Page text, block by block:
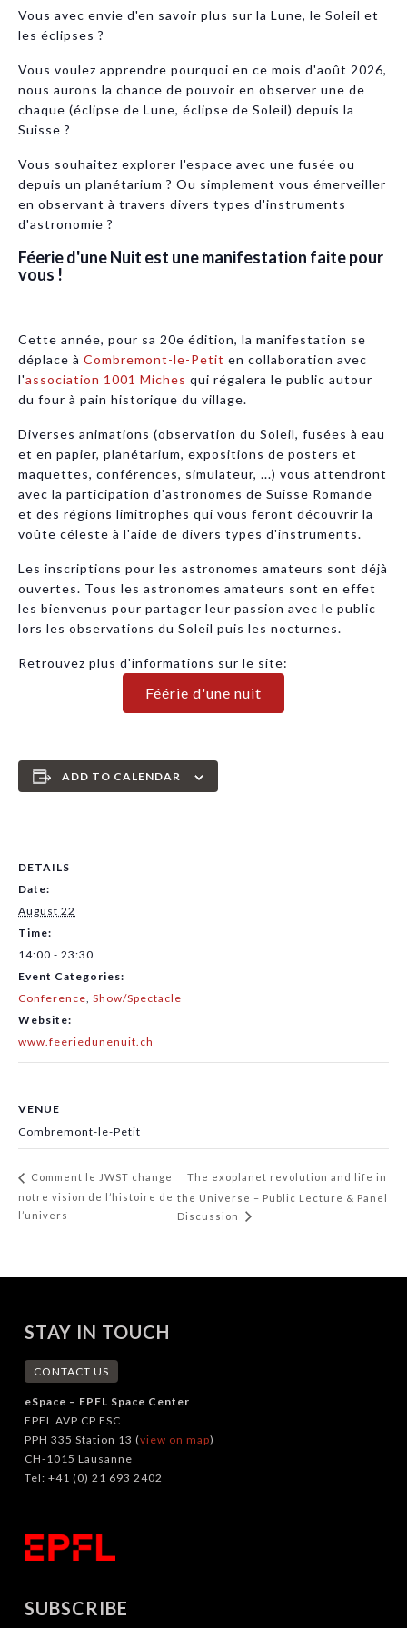
Vous avec envie d'en savoir plus sur la Lune, le Soleil et
les éclipses ?
Vous voulez apprendre pourquoi en ce mois d'août 2026,
nous aurons la chance de pouvoir en observer une de
chaque (éclipse de Lune, éclipse de Soleil) depuis la
Suisse ?
Vous souhaitez explorer l'espace avec une fusée ou
depuis un planétarium ? Ou simplement vous émerveiller
en observant à travers divers types d'instruments
d'astronomie ?
Féerie d'une Nuit est une manifestation faite pour
vous !
Cette année, pour sa 20e édition, la manifestation se
déplace à Combremont-le-Petit en collaboration avec
l'association 1001 Miches qui régalera le public autour
du four à pain historique du village.
Diverses animations (observation du Soleil, fusées à eau
et en papier, planétarium, expositions de posters et
maquettes, conférences, simulateur, ...) vous attendront
avec la participation d'astronomes de Suisse Romande
et des régions limitrophes qui vous feront découvrir la
voûte céleste à l'aide de divers types d'instruments.
Les inscriptions pour les astronomes amateurs sont déjà
ouvertes. Tous les astronomes amateurs sont en effet
les bienvenus pour partager leur passion avec le public
lors les observations du Soleil puis les nocturnes.
Retrouvez plus d'informations sur le site:
Féérie d'une nuit
ADD TO CALENDAR
DETAILS
Date:
August 22
Time:
14:00 - 23:30
Event Categories:
Conference, Show/Spectacle
Website:
www.feeriedunenuit.ch
VENUE
Combremont-le-Petit
Comment le JWST change
notre vision de l’histoire de
l’univers
The exoplanet revolution and life in
the Universe – Public Lecture & Panel
Discussion
STAY IN TOUCH
CONTACT US
eSpace – EPFL Space Center
EPFL AVP CP ESC
PPH 335 Station 13 (view on map)
CH-1015 Lausanne
Tel: +41 (0) 21 693 2402
SUBSCRIBE